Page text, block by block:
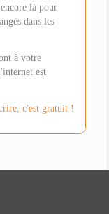
là pour
dans les
à votre
est
c'est gratuit !